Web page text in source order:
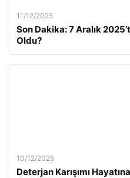
11/12/2025
Son Dakika: 7 Aralık
Oldu?
10/12/2025
Deterjan Karışımı